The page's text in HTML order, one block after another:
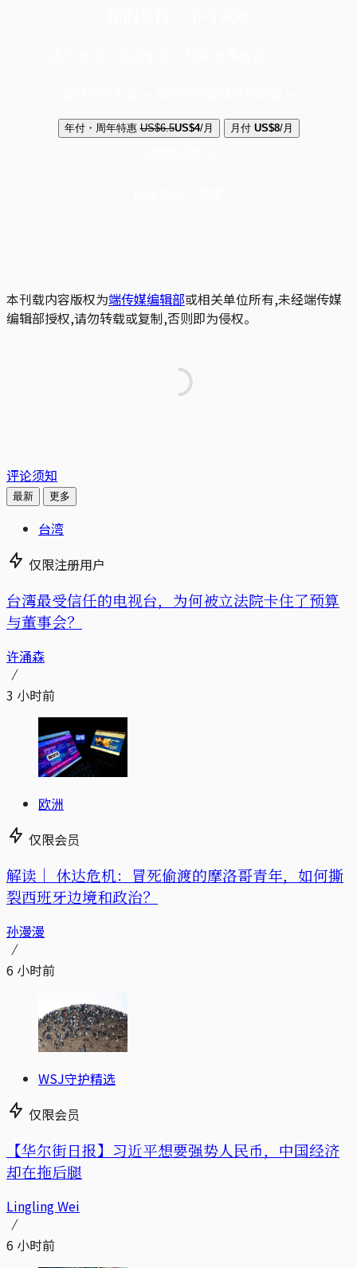
年付・周年特惠 US$6.5US$4/月 月付 US$8/月
本刊载内容版权为端传媒编辑部或相关单位所有,未经端传媒
编辑部授权,请勿转载或复制,否则即为侵权。
评论须知
最新 更多
台湾
仅限注册用户
台湾最受信任的电视台，为何被立法院卡住了预算
与董事会？
许涌森
3 小时前
欧洲
仅限会员
解读｜ 休达危机：冒死偷渡的摩洛哥青年，如何撕
裂西班牙边境和政治？
孙漫漫
6 小时前
WSJ守护精选
仅限会员
【华尔街日报】习近平想要强势人民币，中国经济
却在拖后腿
Lingling Wei
6 小时前